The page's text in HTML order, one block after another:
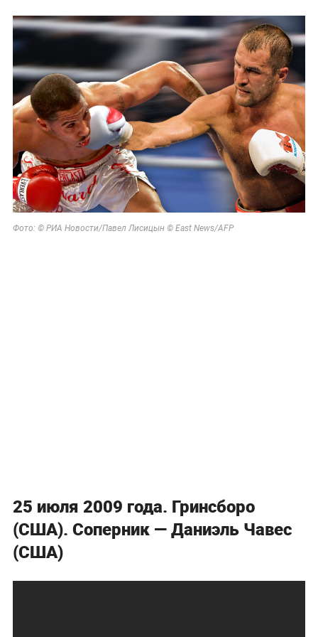
Фото: © РИА Новости/Павел Лисицын © East News/AFP
25 июля 2009 года. Гринсборо
(США). Соперник — Даниэль Чавес
(США)